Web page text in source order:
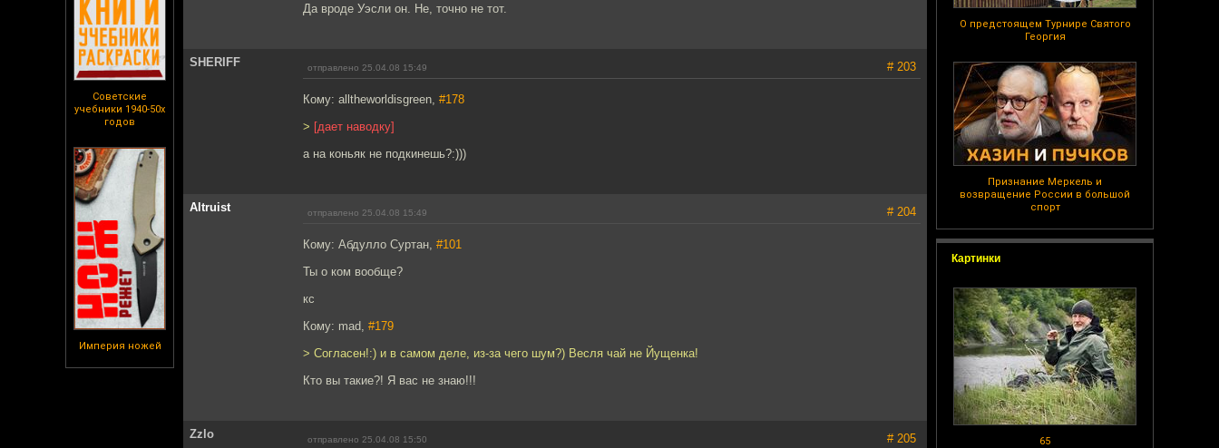
Советские
учебники 1940-50х
годов
Империя ножей
О предстоящем Турнире Святого
Георгия
Признание Меркель и
возвращение России в большой
спорт
Картинки
65
Да вроде Уэсли он. Не, точно не тот.
SHERIFF отправлено 25.04.08 15:49 # 203
Кому: alltheworldisgreen, #178
> [дает наводку]
а на коньяк не подкинешь?:)))
Altruist отправлено 25.04.08 15:49 # 204
Кому: Абдулло Суртан, #101
Ты о ком вообще?
кс
Кому: mad, #179
> Согласен!:) и в самом деле, из-за чего шум?) Весля чай не Йущенка!
Кто вы такие?! Я вас не знаю!!!
Zzlo отправлено 25.04.08 15:50 # 205